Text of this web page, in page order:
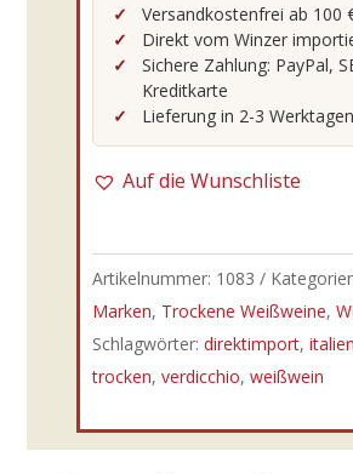
25er
Verdicchio
Del
Conte
DOC
Versandkostenfrei ab 100
Direkt vom Winzer
Sichere Zahlung: PayPal,
Kreditkarte
Lieferung in 2-3 Werktagen
Auf die Wunschliste
Artikelnummer: 1083
Marken, Trockene Weißweine,
Schlagwörter: direktimport, italien
trocken, verdicchio, weißwein